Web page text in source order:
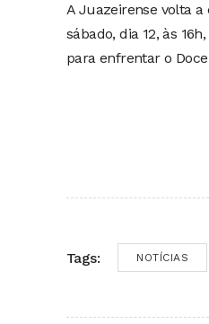
A Juazeirense volta
sábado, dia 12, às
para enfrentar o
Tags: NOTÍCIAS